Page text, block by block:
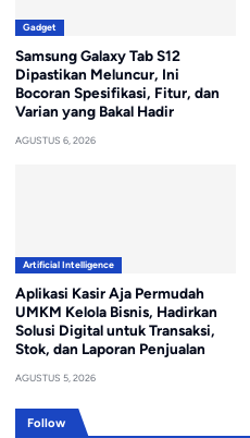
Gadget
Samsung Galaxy Tab S12
Dipastikan Meluncur, Ini
Bocoran Spesifikasi, Fitur, dan
Varian yang Bakal Hadir
AGUSTUS 6, 2026
Artificial Intelligence
Aplikasi Kasir Aja Permudah
UMKM Kelola Bisnis, Hadirkan
Solusi Digital untuk Transaksi,
Stok, dan Laporan Penjualan
AGUSTUS 5, 2026
Follow